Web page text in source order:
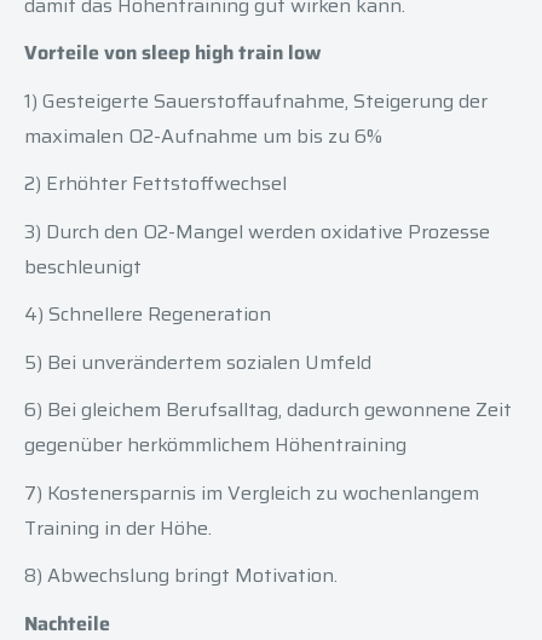
Vorteile von sleep high train low
1) Gesteigerte Sauerstoffaufnahme, Steigerung der
maximalen O2-Aufnahme um bis zu 6%
2) Erhöhter Fettstoffwechsel
3) Durch den O2-Mangel werden oxidative Prozesse
beschleunigt
4) Schnellere Regeneration
5) Bei unverändertem sozialen Umfeld
6) Bei gleichem Berufsalltag, dadurch gewonnene Zeit
gegenüber herkömmlichem Höhentraining
7) Kostenersparnis im Vergleich zu wochenlangem
Training in der Höhe.
8) Abwechslung bringt Motivation.
Nachteile